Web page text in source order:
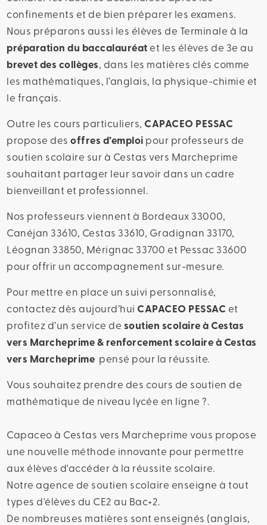
confinements et de bien préparer les examens.
Nous préparons aussi les élèves de Terminale à la
préparation du baccalauréat et les élèves de 3e au
brevet des collèges, dans les matières clés comme
les mathématiques, l’anglais, la physique-chimie et
le français.
Outre les cours particuliers, CAPACEO PESSAC
propose desoffres d’emploi pour professeurs de
soutien scolaire sur à Cestas vers Marcheprime
souhaitant partager leur savoir dans un cadre
bienveillant et professionnel.
Nos professeurs viennent à Bordeaux 33000,
Canéjan 33610, Cestas 33610, Gradignan 33170,
Léognan 33850, Mérignac 33700 et Pessac 33600
pour offrir un accompagnement sur-mesure.
Pour mettre en place un suivi personnalisé,
contactez dès aujourd’hui CAPACEO PESSAC et
profitez d’un service de soutien scolaire à Cestas
vers Marcheprime & renforcement scolaire à Cestas
vers Marcheprime pensé pour la réussite.
Vous souhaitez prendre des cours de soutien de
mathématique de niveau lycée en ligne ?.
Capaceo à Cestas vers Marcheprime vous propose
une nouvelle méthode innovante pour permettre
aux élèves d'accéder à la réussite scolaire.
Notre agence de soutien scolaire enseigne à tout
types d'élèves du CE2 au Bac+2.
De nombreuses matières sont enseignés (anglais,